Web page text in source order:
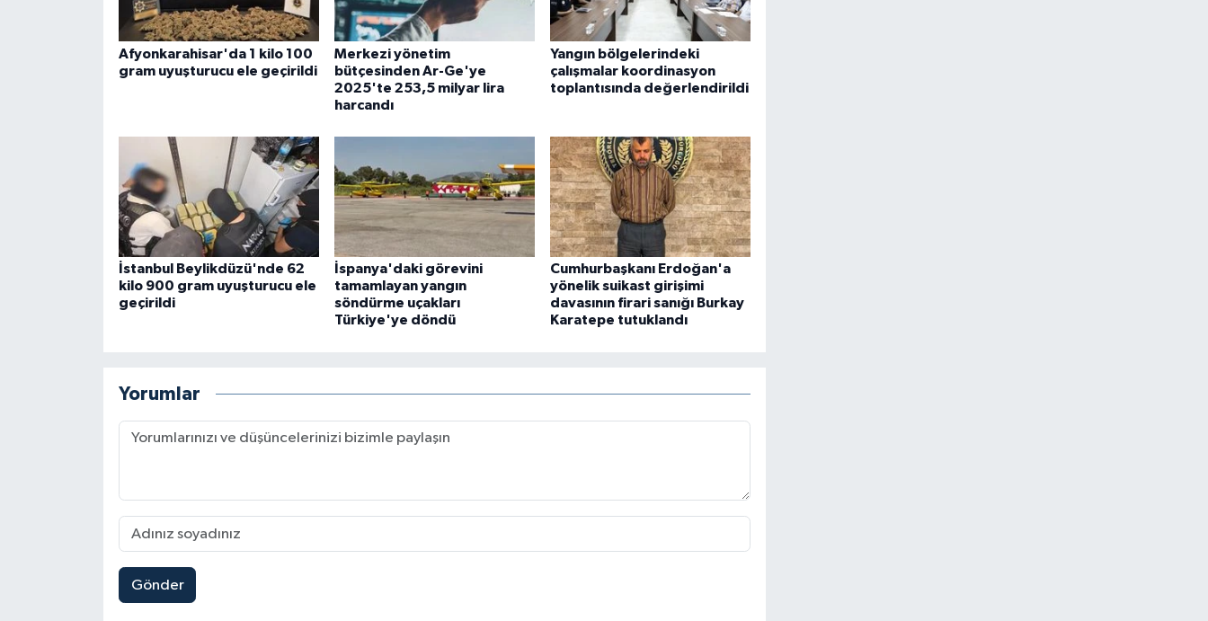
Afyonkarahisar'da 1 kilo 100
gram uyuşturucu ele geçirildi
Merkezi yönetim
bütçesinden Ar-Ge'ye
2025'te 253,5 milyar lira
harcandı
Yangın bölgelerindeki
çalışmalar koordinasyon
toplantısında değerlendirildi
İstanbul Beylikdüzü'nde 62
kilo 900 gram uyuşturucu ele
geçirildi
İspanya'daki görevini
tamamlayan yangın
söndürme uçakları
Türkiye'ye döndü
Cumhurbaşkanı Erdoğan'a
yönelik suikast girişimi
davasının firari sanığı Burkay
Karatepe tutuklandı
Yorumlar
Gönder